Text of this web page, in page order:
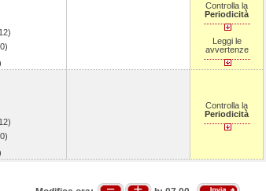
Controlla la
Periodicità
Leggi le
avvertenze
Controlla la
Periodicità